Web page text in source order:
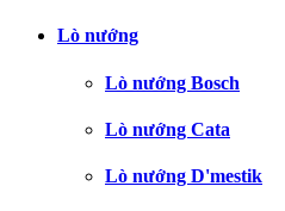
Lò nướng
Lò nướng Bosch
Lò nướng Cata
Lò nướng D'mestik